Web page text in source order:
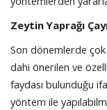
Zeytin Yaprağı
Son dönemlerde
dahi önerilen ve
faydası bulunduğu
yöntem ile